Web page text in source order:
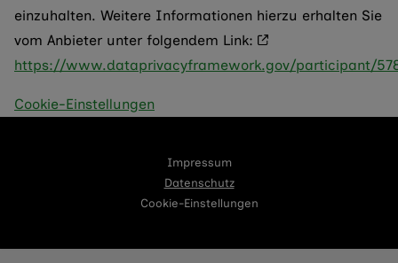
einzuhalten. Weitere Informationen hierzu erhalten Sie
vom Anbieter unter folgendem Link:
https://www.dataprivacyframework.gov/participant/
Cookie-Einstellungen
Impressum
Datenschutz
Cookie-Einstellungen